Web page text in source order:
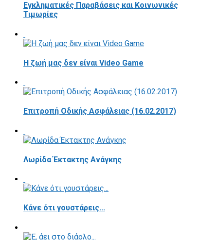
Εγκληματικές Παραβάσεις και Κοινωνικές
Τιμωρίες
Η ζωή μας δεν είναι Video Game
Επιτροπή Οδικής Ασφάλειας (16.02.2017)
Λωρίδα Έκτακτης Ανάγκης
Κάνε ότι γουστάρεις...